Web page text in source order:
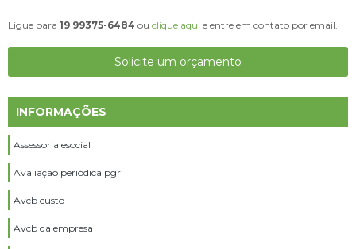
Ligue para 19 99375-6484 ou clique aqui e entre em contato por email.
Solicite um orçamento
INFORMAÇÕES
Assessoria esocial
Avaliação periódica pgr
Avcb custo
Avcb da empresa